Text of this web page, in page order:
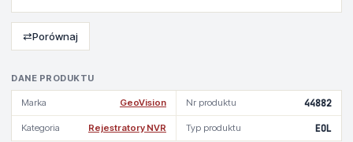
DANE PRODUKTU
Marka GeoVision Nr produktu 44882
Kategoria Rejestratory NVR Typ produktu EOL
⇄Porównaj